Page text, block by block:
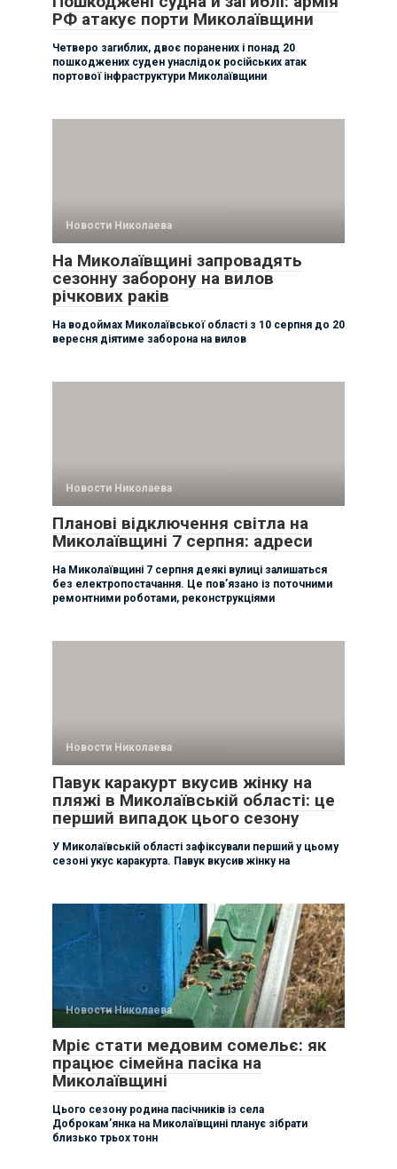
РФ атакує порти Миколаївщини
Четверо загиблих, двоє поранених і понад 20
пошкоджених суден унаслідок російських атак
портової інфраструктури Миколаївщини
Новости Николаева
На Миколаївщині запровадять
сезонну заборону на вилов
річкових раків
На водоймах Миколаївської області з 10 серпня до 20
вересня діятиме заборона на вилов
Новости Николаева
Планові відключення світла на
Миколаївщині 7 серпня: адреси
На Миколаївщині 7 серпня деякі вулиці залишаться
без електропостачання. Це пов’язано із поточними
ремонтними роботами, реконструкціями
Новости Николаева
Павук каракурт вкусив жінку на
пляжі в Миколаївській області: це
перший випадок цього сезону
У Миколаївській області зафіксували перший у цьому
сезоні укус каракурта. Павук вкусив жінку на
Новости Николаева
Мріє стати медовим сомельє: як
працює сімейна пасіка на
Миколаївщині
Цього сезону родина пасічників із села
Доброкам’янка на Миколаївщині планує зібрати
близько трьох тонн